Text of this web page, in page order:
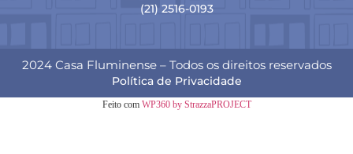
(21) 2516-0193
2024 Casa Fluminense – Todos os direitos reservados
Política de Privacidade
Feito com WP360 by StrazzaPROJECT